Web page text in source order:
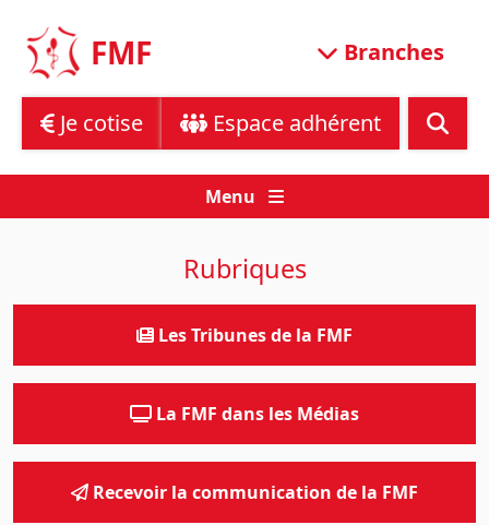
content
FMF Branches
Je cotise Espace adhérent
Menu
Rubriques
Les Tribunes de la FMF
La FMF dans les Médias
Recevoir la communication de la FMF